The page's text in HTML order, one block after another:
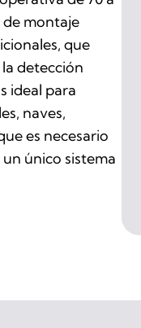
de montaje
que
detección
ideal para
naves,
es necesario
único sistema